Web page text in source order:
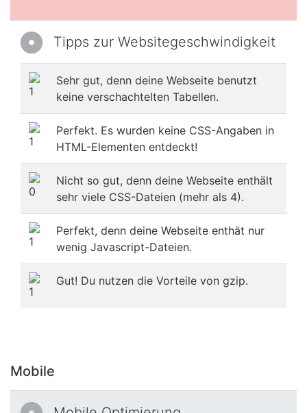
Tipps zur Websitegeschwindigkeit
Sehr gut, denn deine Webseite benutzt
keine verschachtelten Tabellen.
Perfekt. Es wurden keine CSS-Angaben in
HTML-Elementen entdeckt!
Nicht so gut, denn deine Webseite enthält
sehr viele CSS-Dateien (mehr als 4).
Perfekt, denn deine Webseite enthät nur
wenig Javascript-Dateien.
Gut! Du nutzen die Vorteile von gzip.
Mobile